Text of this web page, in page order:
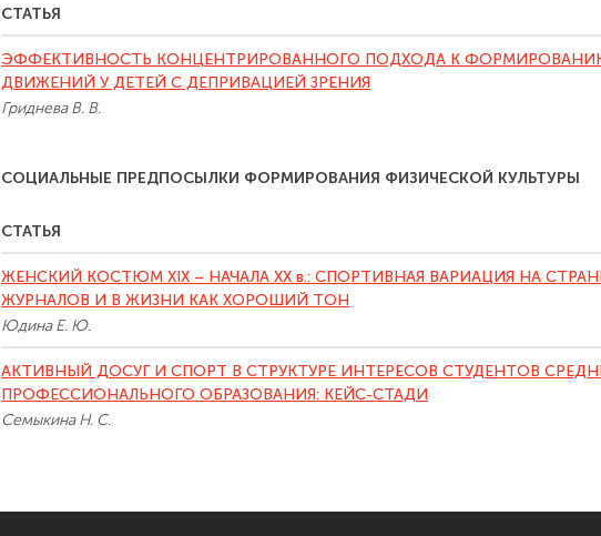
СТАТЬЯ
ЭФФЕКТИВНОСТЬ КОНЦЕНТРИРОВАННОГО ПОДХОДА К
ДВИЖЕНИЙ У ДЕТЕЙ С ДЕПРИВАЦИЕЙ ЗРЕНИЯ
Гриднева В. В.
СОЦИАЛЬНЫЕ ПРЕДПОСЫЛКИ ФОРМИРОВАНИЯ ФИЗИЧЕСКОЙ КУЛЬТУРЫ
СТАТЬЯ
ЖЕНСКИЙ КОСТЮМ XIX – НАЧАЛА XX в.: СПОРТИВНАЯ ВАРИАЦИЯ НА
ЖУРНАЛОВ И В ЖИЗНИ КАК ХОРОШИЙ ТОН
Юдина Е. Ю.
АКТИВНЫЙ ДОСУГ И СПОРТ В СТРУКТУРЕ ИНТЕРЕСОВ СТУДЕНТОВ
ПРОФЕССИОНАЛЬНОГО ОБРАЗОВАНИЯ: КЕЙС-СТАДИ
Семыкина Н. С.